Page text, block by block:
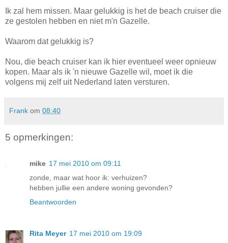
Ik zal hem missen. Maar gelukkig is het de beach cruiser die
ze gestolen hebben en niet m'n Gazelle.
Waarom dat gelukkig is?
Nou, die beach cruiser kan ik hier eventueel weer opnieuw
kopen. Maar als ik 'n nieuwe Gazelle wil, moet ik die
volgens mij zelf uit Nederland laten versturen.
Frank om 08:40
5 opmerkingen:
mike 17 mei 2010 om 09:11
zonde, maar wat hoor ik: verhuizen?
hebben jullie een andere woning gevonden?
Beantwoorden
Rita Meyer 17 mei 2010 om 19:09